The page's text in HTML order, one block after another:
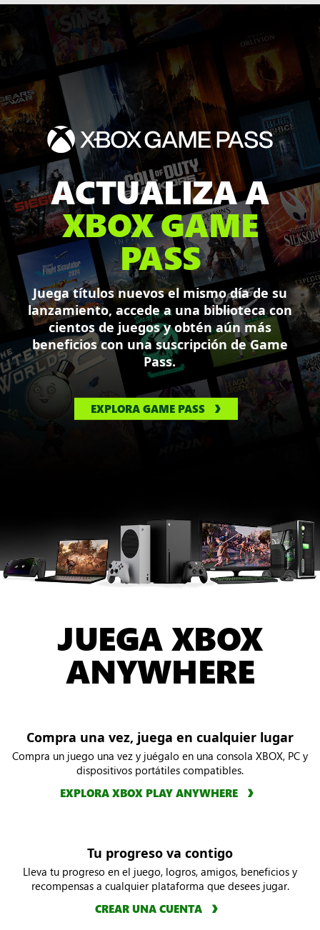
ACTUALIZA A
XBOX GAME
PASS
Juega títulos nuevos el mismo día de su
lanzamiento, accede a una biblioteca con
cientos de juegos y obtén aún más
beneficios con una suscripción de Game
Pass.
EXPLORA GAME PASS
JUEGA XBOX
ANYWHERE
Compra una vez, juega en cualquier lugar
Compra un juego una vez y juégalo en una consola XBOX, PC y
dispositivos portátiles compatibles.
EXPLORA XBOX PLAY ANYWHERE
Tu progreso va contigo
Lleva tu progreso en el juego, logros, amigos, beneficios y
recompensas a cualquier plataforma que desees jugar.
CREAR UNA CUENTA